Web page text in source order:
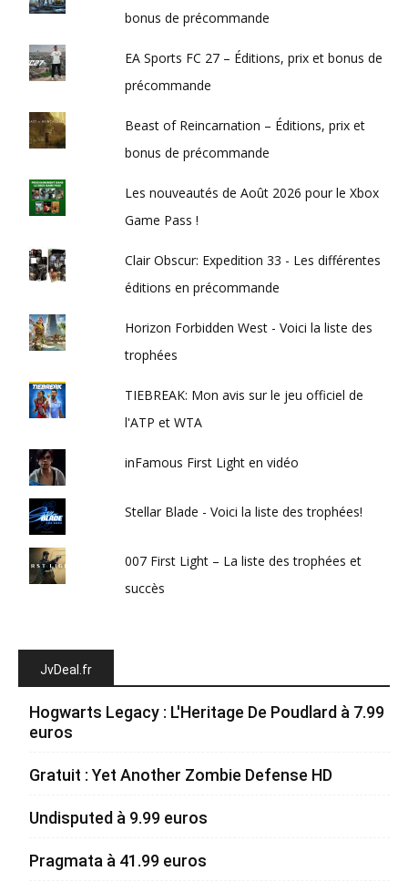
bonus de précommande
EA Sports FC 27 – Éditions, prix et bonus de
précommande
Beast of Reincarnation – Éditions, prix et
bonus de précommande
Les nouveautés de Août 2026 pour le Xbox
Game Pass !
Clair Obscur: Expedition 33 - Les différentes
éditions en précommande
Horizon Forbidden West - Voici la liste des
trophées
TIEBREAK: Mon avis sur le jeu officiel de
l'ATP et WTA
inFamous First Light en vidéo
Stellar Blade - Voici la liste des trophées!
007 First Light – La liste des trophées et
succès
JvDeal.fr
Hogwarts Legacy : L'Heritage De Poudlard à 7.99
euros
Gratuit : Yet Another Zombie Defense HD
Undisputed à 9.99 euros
Pragmata à 41.99 euros